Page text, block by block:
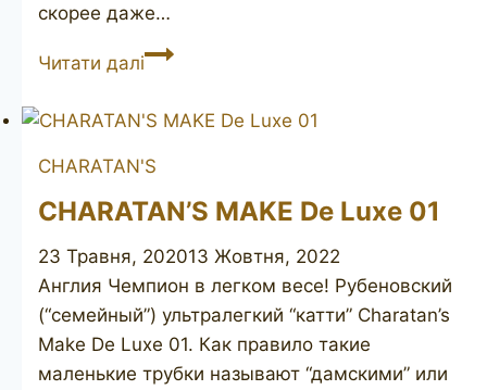
скорее даже…
Читати даліCHARATAN’S
381DC
CHARATAN'S
CHARATAN’S MAKE De Luxe 01
23 Травня, 202013 Жовтня, 2022
Англия Чемпион в легком весе! Рубеновский
(“семейный”) ультралегкий “катти” Charatan’s
Make De Luxe 01. Как правило такие
маленькие трубки называют “дамскими” или